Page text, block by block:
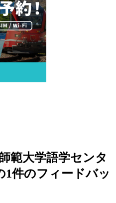
範大学語学センタ
1件のフィードバッ